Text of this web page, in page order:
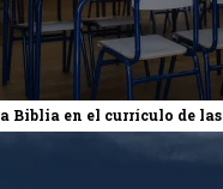
Biblia en el currículo de las